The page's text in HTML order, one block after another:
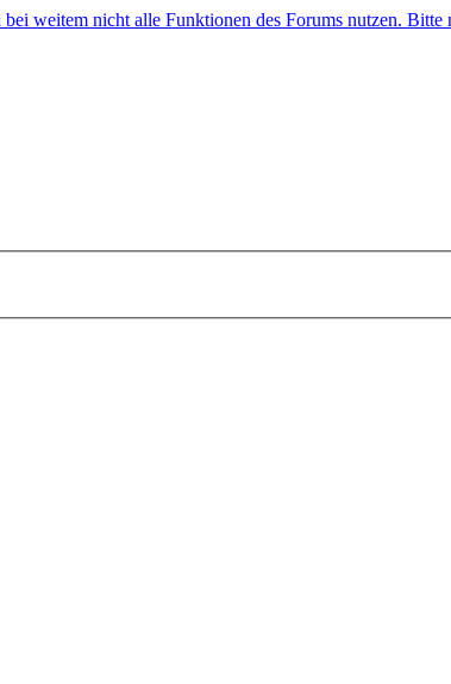
weitem nicht alle Funktionen des Forums nutzen.